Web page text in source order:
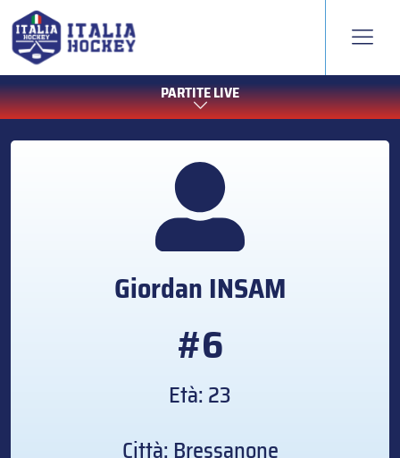
PARTITE LIVE
GiordanINSAM
#6
Età: 23
Città: Bressanone